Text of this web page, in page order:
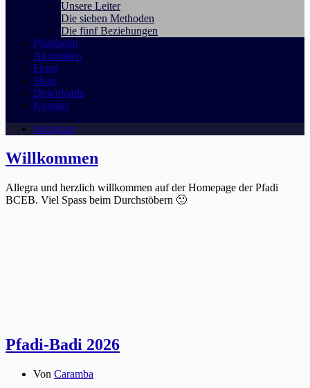
Unsere Leiter
Die sieben Methoden
Die fünf Beziehungen
Pfadiheim
Aktivitäten
Fotos
Shop
Downloads
Kontakt
Instagram
Willkommen
Allegra und herzlich willkommen auf der Homepage der Pfadi
BCEB. Viel Spass beim Durchstöbern 🙂
Pfadi-Badi 2026
Von Caramba